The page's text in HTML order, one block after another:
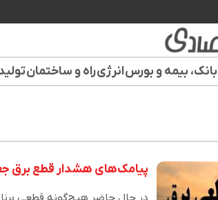
بانک، بیمه و بورسانرژیراه و ساختمان
پیامک‌های هشدار قطع برق